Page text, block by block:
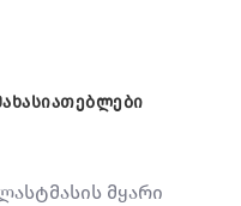
მყარი